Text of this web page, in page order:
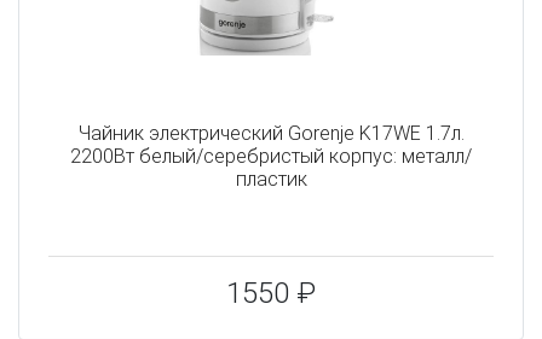
Чайник электрический Gorenje K17WE 1.7л.
2200Вт белый/серебристый корпус: металл/
пластик
1550 ₽